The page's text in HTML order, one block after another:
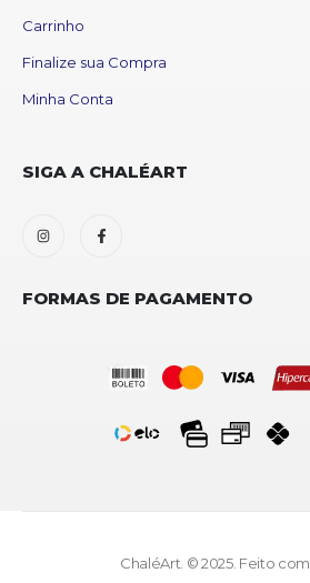
Carrinho
Finalize sua Compra
Minha Conta
SIGA A CHALÉART
FORMAS DE PAGAMENTO
ChaléArt. © 2025. Feito com